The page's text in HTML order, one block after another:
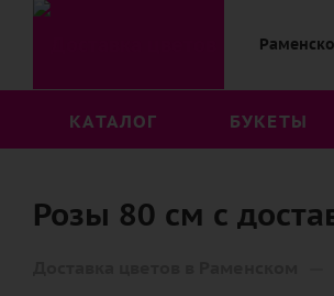
КАТАЛОГ БУКЕТЫ
Розы 80 см с